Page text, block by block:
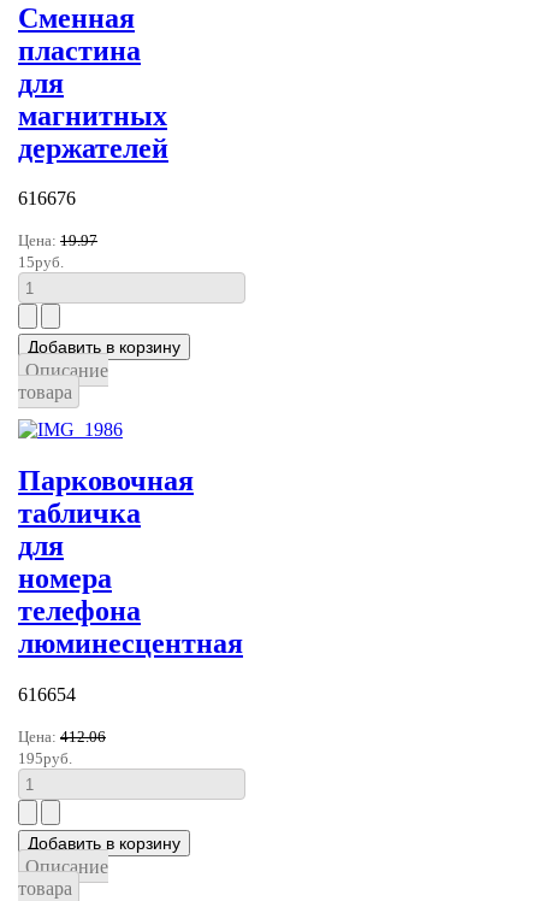
Сменная
пластина
для
магнитных
держателей
616676
Цена: 19.97
15руб.
Описание
товара
Парковочная
табличка
для
номера
телефона
люминесцентная
616654
Цена: 412.06
195руб.
Описание
товара